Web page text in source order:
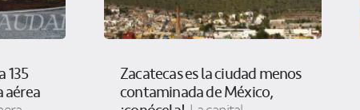
135
aérea
Zacatecas es la ciudad menos
contaminada de México,